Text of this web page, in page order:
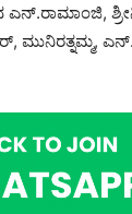
ಎನ್.ರಾಮಾಂಜಿ,